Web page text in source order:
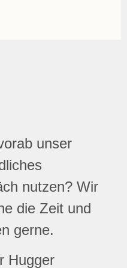
unser
nutzen? Wir
die Zeit und
gerne.
Hugger